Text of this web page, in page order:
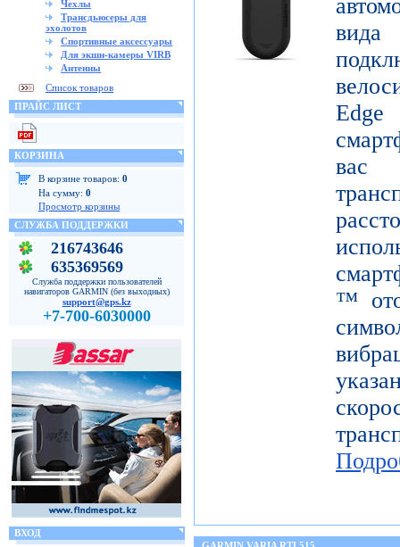
Чехлы
Трансдьюсеры для
эхолотов
Спортивные аксессуары
Для экшн-камеры VIRB
Антенны
Список товаров
ПРАЙС ЛИСТ
КОРЗИНА
В корзине товаров: 0
На сумму: 0
Просмотр корзины
СЛУЖБА ПОДДЕРЖКИ
216743646
635369569
Служба поддержки пользователей
навигаторов GARMIN (без выходных)
support@gps.kz
+7-700-6030000
ВХОД
вас
™